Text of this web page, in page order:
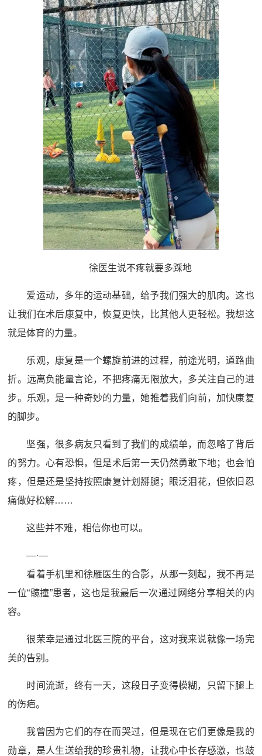
徐医生说不疼就要多踩地
爱运动，多年的运动基础，给予我们强大的肌肉。这也
让我们在术后康复中，恢复更快，比其他人更轻松。我想这
就是体育的力量。
乐观，康复是一个螺旋前进的过程，前途光明，道路曲
折。远离负能量言论，不把疼痛无限放大，多关注自己的进
步。乐观，是一种奇妙的力量，她推着我们向前，加快康复
的脚步。
坚强，很多病友只看到了我们的成绩单，而忽略了背后
的努力。心有恐惧，但是术后第一天仍然勇敢下地；也会怕
疼，但是还是坚持按照康复计划掰腿；眼泛泪花，但依旧忍
痛做好松解……
这些并不难，相信你也可以。
—·—
看着手机里和徐雁医生的合影，从那一刻起，我不再是
一位“髋撞”患者，这也是我最后一次通过网络分享相关的内
容。
很荣幸是通过北医三院的平台，这对我来说就像一场完
美的告别。
时间流逝，终有一天，这段日子变得模糊，只留下腿上
的伤疤。
我曾因为它们的存在而哭过，但是现在它们更像是我的
勋章，是人生送给我的珍贵礼物，让我心中长存感激，也鼓